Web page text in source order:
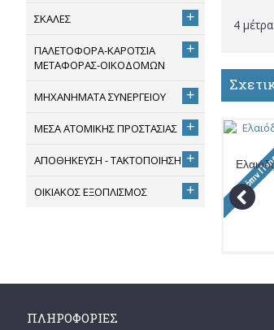
ΣΚΑΛΕΣ +
ΠΑΛΕΤΟΦΟΡΑ-ΚΑΡΟΤΣΙΑ
ΜΕΤΑΦΟΡΑΣ-ΟΙΚΟΔΟΜΩΝ
+
ΜΗΧΑΝΗΜΑΤΑ ΣΥΝΕΡΓΕΙΟΥ +
ΜΕΣΑ ΑΤΟΜΙΚΗΣ ΠΡΟΣΤΑΣΙΑΣ +
ΑΠΟΘΗΚΕΥΣΗ - ΤΑΚΤΟΠΟΙΗΣΗ +
ΟΙΚΙΑΚΟΣ ΕΞΟΠΛΙΣΜΟΣ +
4
ΠΛΗΡΟΦΟΡΊΕΣ